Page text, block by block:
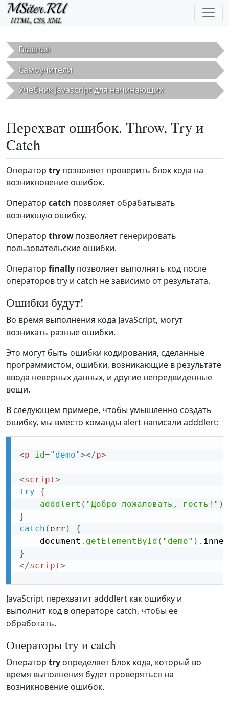
Перейти к основному содержанию
Главная
Самоучители
Учебник Javascript для начинающих
Перехват ошибок. Throw, Try и
Catch
Оператор try позволяет проверить блок кода на
возникновение ошибок.
Оператор catch позволяет обрабатывать
возникшую ошибку.
Оператор throw позволяет генерировать
пользовательские ошибки.
Оператор finally позволяет выполнять код после
операторов try и catch не зависимо от результата.
Ошибки будут!
Во время выполнения кода JavaScript, могут
возникать разные ошибки.
Это могут быть ошибки кодирования, сделанные
программистом, ошибки, возникающие в результате
ввода неверных данных, и другие непредвиденные
вещи.
В следующем примере, чтобы умышленно создать
ошибку, мы вместо команды alert написали adddlert:
<p id=" demo"></p>
<script>
try
{
adddlert ( "Добро пожаловать, гость!" )
}
catch ( err )
{
    document
. getElementById ( "demo" ) .
}
</script>
JavaScript перехватит adddlert как ошибку и
выполнит код в операторе catch, чтобы ее
обработать.
Операторы try и catch
Оператор try определяет блок кода, который во
время выполнения будет проверяться на
возникновение ошибок.